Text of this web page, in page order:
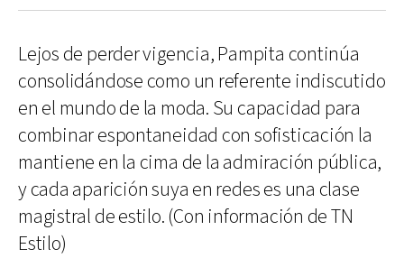
Lejos de perder vigencia, Pampita continúa
consolidándose como un referente indiscutido
en el mundo de la moda. Su capacidad para
combinar espontaneidad con sofisticación la
mantiene en la cima de la admiración pública,
y cada aparición suya en redes es una clase
magistral de estilo. (Con información de TN
Estilo)